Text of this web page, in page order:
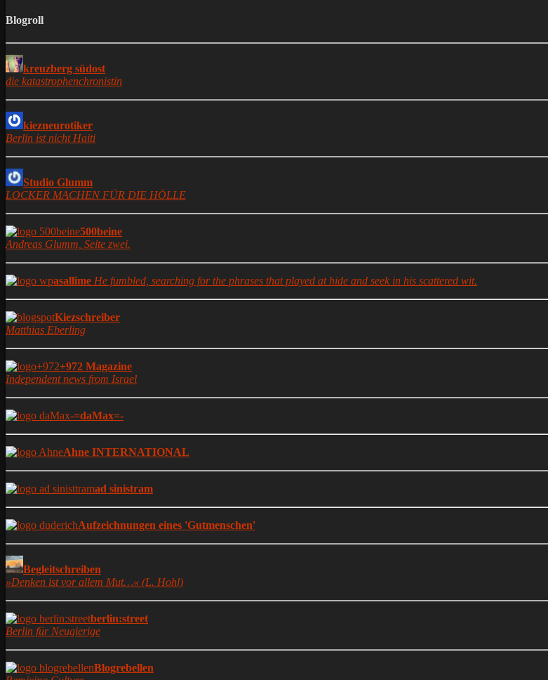
Blogroll
kreuzberg südost
die katastrophenchronistin
kiezneurotiker
Berlin ist nicht Haiti
Studio Glumm
LOCKER MACHEN FÜR DIE HÖLLE
500beine
Andreas Glumm, Seite zwei.
asallime He fumbled, searching for the phrases that played at hide and seek in his scattered wit.
Kiezschreiber
Matthias Eberling
+972 Magazine
Independent news from Israel
-=daMax=-
Ahne INTERNATIONAL
ad sinistram
Aufzeichnungen eines 'Gutmenschen'
Begleitschreiben
»Denken ist vor allem Mut…« (L. Hohl)
berlin:street
Berlin für Neugierige
Blogrebellen